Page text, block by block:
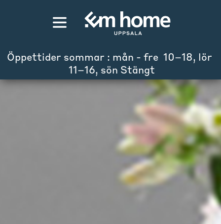
Öppettider sommar : mån - fre  10–18, lör
11–16, sön Stängt